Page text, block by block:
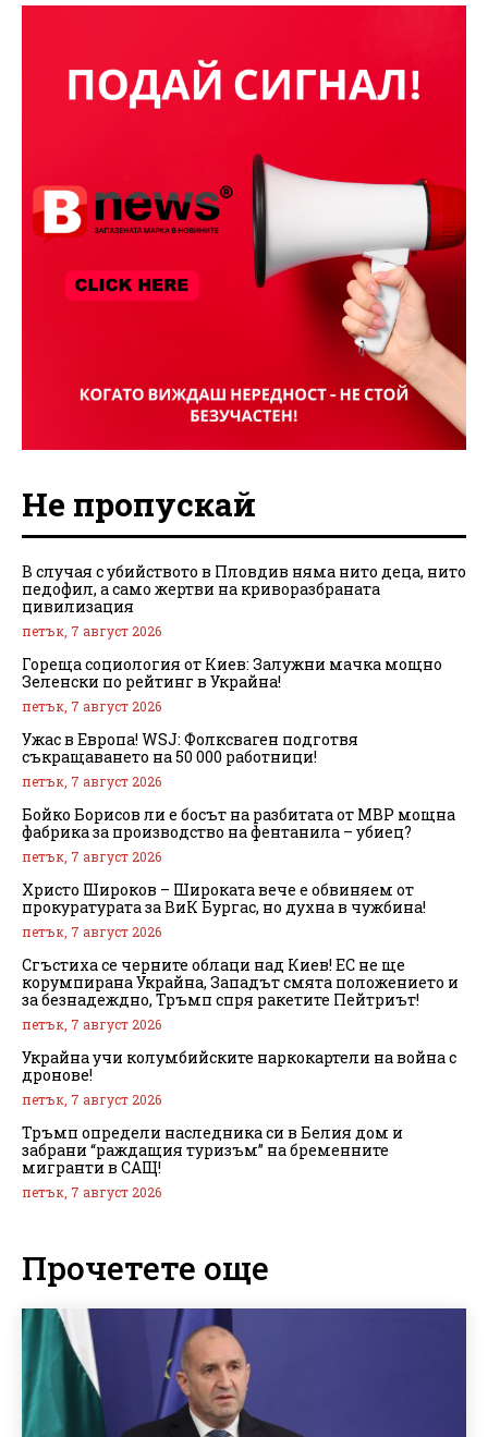
Не пропускай
В случая с убийството в Пловдив няма нито деца, нито
педофил, а само жертви на криворазбраната
цивилизация
петък, 7 август 2026
Гореща социология от Киев: Залужни мачка мощно
Зеленски по рейтинг в Украйна!
петък, 7 август 2026
Ужас в Европа! WSJ: Фолксваген подготвя
съкращаването на 50 000 работници!
петък, 7 август 2026
Бойко Борисов ли е босът на разбитата от МВР мощна
фабрика за производство на фентанила – убиец?
петък, 7 август 2026
Христо Широков – Широката вече е обвиняем от
прокуратурата за ВиК Бургас, но духна в чужбина!
петък, 7 август 2026
Сгъстиха се черните облаци над Киев! ЕС не ще
корумпирана Украйна, Западът смята положението и
за безнадеждно, Тръмп спря ракетите Пейтриът!
петък, 7 август 2026
Украйна учи колумбийските наркокартели на война с
дронове!
петък, 7 август 2026
Тръмп определи наследника си в Белия дом и
забрани “раждащия туризъм” на бременните
мигранти в САЩ!
петък, 7 август 2026
Прочетете още